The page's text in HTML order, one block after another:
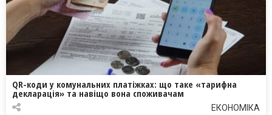
QR-коди у комунальних платіжках: що таке «тарифна
декларація» та навіщо вона споживачам
ЕКОНОМІКА